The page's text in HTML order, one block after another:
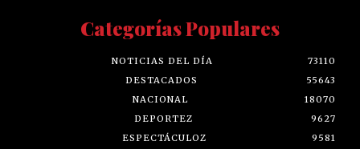
Categorías Populares
NOTICIAS DEL DÍA
73110
DESTACADOS
55643
NACIONAL
18070
DEPORTEZ
9627
ESPECTÁCULOZ
9581